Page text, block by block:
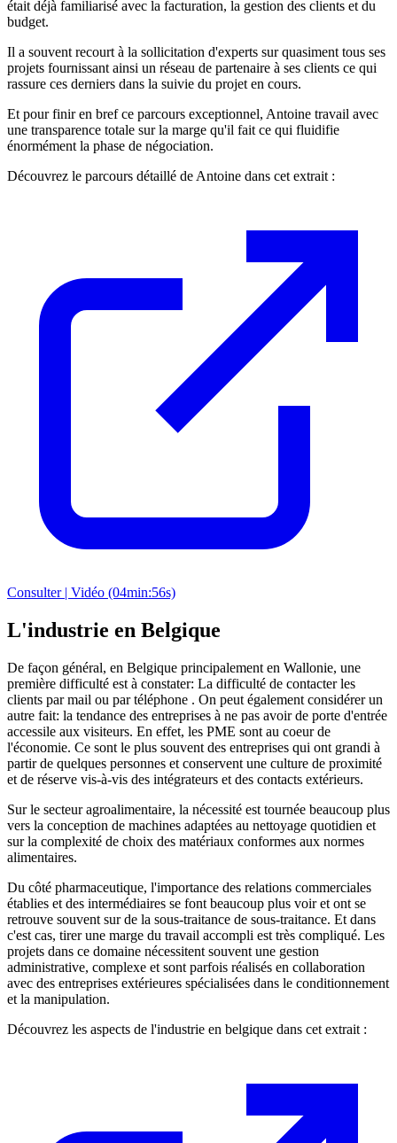
était déjà familiarisé avec la facturation, la gestion des clients et du
budget.
Il a souvent recourt à la sollicitation d'experts sur quasiment tous ses
projets fournissant ainsi un réseau de partenaire à ses clients ce qui
rassure ces derniers dans la suivie du projet en cours.
Et pour finir en bref ce parcours exceptionnel, Antoine travail avec
une transparence totale sur la marge qu'il fait ce qui fluidifie
énormément la phase de négociation.
Découvrez le parcours détaillé de Antoine dans cet extrait :
Consulter | Vidéo (04min:56s)
L'industrie en Belgique
De façon général, en Belgique principalement en Wallonie, une
première difficulté est à constater: La difficulté de contacter les
clients par mail ou par téléphone . On peut également considérer un
autre fait: la tendance des entreprises à ne pas avoir de porte d'entrée
accessile aux visiteurs. En effet, les PME sont au coeur de
l'économie. Ce sont le plus souvent des entreprises qui ont grandi à
partir de quelques personnes et conservent une culture de proximité
et de réserve vis-à-vis des intégrateurs et des contacts extérieurs.
Sur le secteur agroalimentaire, la nécessité est tournée beaucoup plus
vers la conception de machines adaptées au nettoyage quotidien et
sur la complexité de choix des matériaux conformes aux normes
alimentaires.
Du côté pharmaceutique, l'importance des relations commerciales
établies et des intermédiaires se font beaucoup plus voir et ont se
retrouve souvent sur de la sous-traitance de sous-traitance. Et dans
c'est cas, tirer une marge du travail accompli est très compliqué. Les
projets dans ce domaine nécessitent souvent une gestion
administrative, complexe et sont parfois réalisés en collaboration
avec des entreprises extérieures spécialisées dans le conditionnement
et la manipulation.
Découvrez les aspects de l'industrie en belgique dans cet extrait :